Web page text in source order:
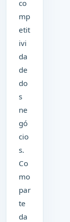
co
mp
etit
ivi
da
de
do
s
ne
gó
cio
s.
Co
mo
par
te
da